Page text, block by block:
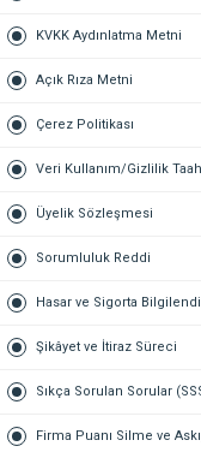
KVKK Aydınlatma Metni
Açık Rıza Metni
Çerez Politikası
Veri Kullanım/Gizlilik
Üyelik Sözleşmesi
Sorumluluk Reddi
Hasar ve Sigorta
Şikâyet ve İtiraz Süreci
Sıkça Sorulan Sorular
Firma Puanı Silme ve